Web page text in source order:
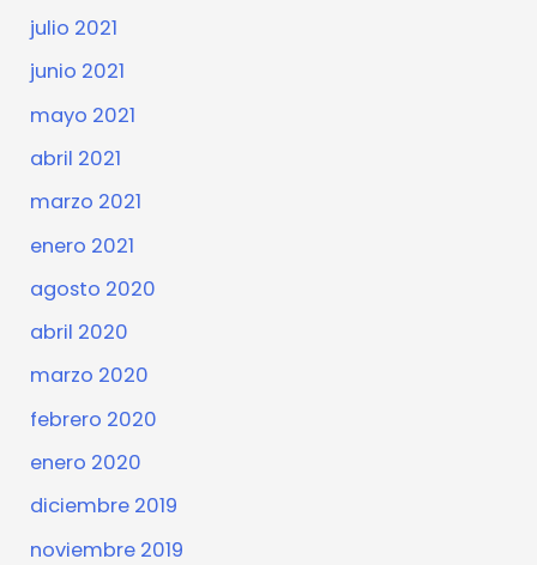
julio 2021
junio 2021
mayo 2021
abril 2021
marzo 2021
enero 2021
agosto 2020
abril 2020
marzo 2020
febrero 2020
enero 2020
diciembre 2019
noviembre 2019